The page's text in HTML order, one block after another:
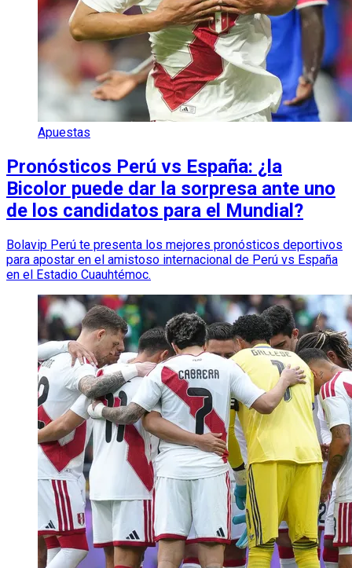
Apuestas
Pronósticos Perú vs España: ¿la
Bicolor puede dar la sorpresa ante uno
de los candidatos para el Mundial?
Bolavip Perú te presenta los mejores pronósticos deportivos
para apostar en el amistoso internacional de Perú vs España
en el Estadio Cuauhtémoc.